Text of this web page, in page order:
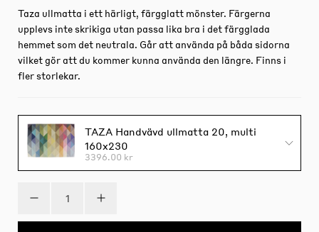
Taza ullmatta i ett härligt, färgglatt mönster. Färgerna
upplevs inte skrikiga utan passa lika bra i det färgglada
hemmet som det neutrala. Går att använda på båda sidorna
vilket gör att du kommer kunna använda den längre. Finns i
fler storlekar.
TAZA Handvävd ullmatta 20, multi
160x230
3396.00 kr